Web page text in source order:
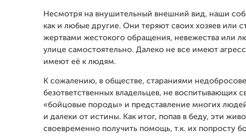
Несмотря на внушительный внешний вид, наши
как и любые другие. Они теряют своих хозяев или
жертвами жестокого обращения, невежества или
улице самостоятельно. Далеко не все имеют
имеют её к людям.
К сожалению, в обществе, стараниями
безответственных владельцев, не воспитывающих
«бойцовые породы» и представление многих
и далеки от истины. Как итог, попав в беду, эти
своевременно получить помощь, т.к. их попросту